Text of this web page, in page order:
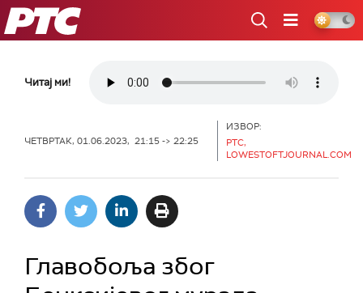
РТС
Читај ми!
ЧЕТВРТАК, 01.06.2023, 21:15 -> 22:25
ИЗВОР:
РТС,
LOWESTOFTJOURNAL.COM
Главобоља због